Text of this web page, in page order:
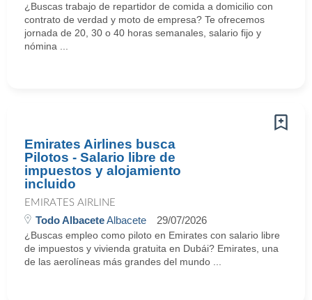
¿Buscas trabajo de repartidor de comida a domicilio con
contrato de verdad y moto de empresa? Te ofrecemos
jornada de 20, 30 o 40 horas semanales, salario fijo y
nómina ...
Emirates Airlines busca
Pilotos - Salario libre de
impuestos y alojamiento
incluido
EMIRATES AIRLINE
Todo AlbaceteAlbacete 29/07/2026
¿Buscas empleo como piloto en Emirates con salario libre
de impuestos y vivienda gratuita en Dubái? Emirates, una
de las aerolíneas más grandes del mundo ...